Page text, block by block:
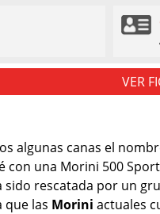
VER
algunas canas el
con una Morini 500
rescatada por un
que las Morini actuales